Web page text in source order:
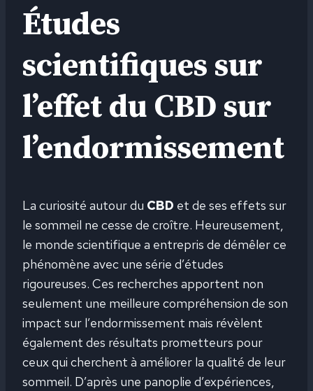
Études
scientifiques sur
l’effet du CBD sur
l’endormissement
La curiosité autour du CBD et de ses effets sur
le sommeil ne cesse de croître. Heureusement,
le monde scientifique a entrepris de démêler ce
phénomène avec une série d’études
rigoureuses. Ces recherches apportent non
seulement une meilleure compréhension de son
impact sur l’endormissement mais révèlent
également des résultats prometteurs pour
ceux qui cherchent à améliorer la qualité de leur
sommeil. D’après une panoplie d’expériences,